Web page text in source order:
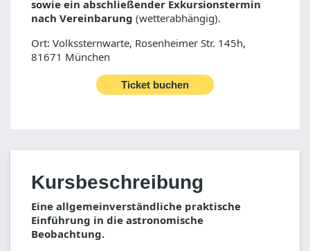
sowie ein abschließender Exkursionstermin
nach Vereinbarung (wetterabhängig).
Ort: Volkssternwarte, Rosenheimer Str. 145h,
81671 München
Ticket buchen
Kursbeschreibung
Eine allgemeinverständliche praktische
Einführung in die astronomische
Beobachtung.